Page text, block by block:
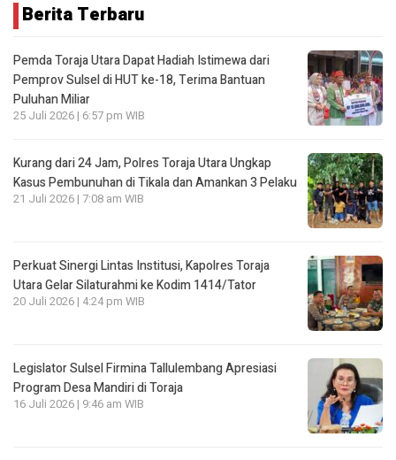
Berita Terbaru
Pemda Toraja Utara Dapat Hadiah Istimewa dari
Pemprov Sulsel di HUT ke-18, Terima Bantuan
Puluhan Miliar
25 Juli 2026 | 6:57 pm WIB
Kurang dari 24 Jam, Polres Toraja Utara Ungkap
Kasus Pembunuhan di Tikala dan Amankan 3 Pelaku
21 Juli 2026 | 7:08 am WIB
Perkuat Sinergi Lintas Institusi, Kapolres Toraja
Utara Gelar Silaturahmi ke Kodim 1414/Tator
20 Juli 2026 | 4:24 pm WIB
Legislator Sulsel Firmina Tallulembang Apresiasi
Program Desa Mandiri di Toraja
16 Juli 2026 | 9:46 am WIB